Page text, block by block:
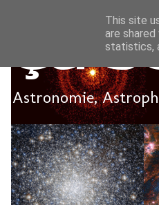
Ça
Astronomie,
This site
are
statistics,